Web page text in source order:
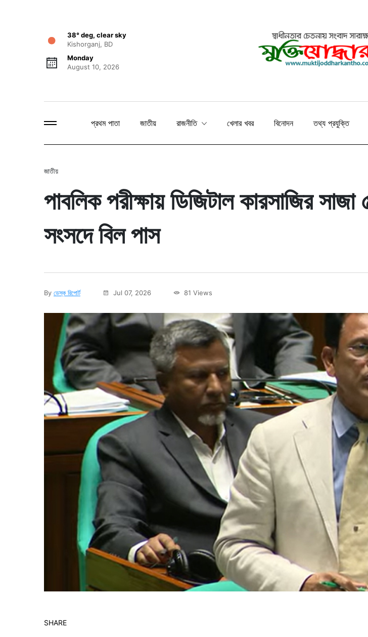
38° deg, clear sky
Kishorganj, BD
Monday
August 10, 2026
প্রথম পাতা জাতীয় রাজনীতি খেলার খবর বিনোদন তথ্য প্রযুক্তি
জাতীয়
পাবলিক পরীক্ষায় ডিজিটাল কারসাজির
সংসদে বিল পাস
By ডেস্ক রিপোর্ট Jul 07, 2026 81 Views
SHARE